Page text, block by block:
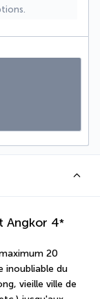
Angkor 4*
20
vieille ville de